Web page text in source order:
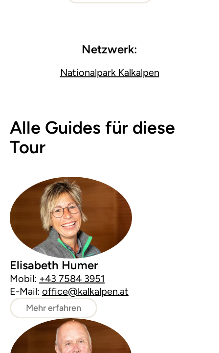
Netzwerk:
Nationalpark Kalkalpen
Alle Guides für diese
Tour
Elisabeth Humer
Mobil: +43 7584 3951
E-Mail: office@kalkalpen.at
Mehr erfahren